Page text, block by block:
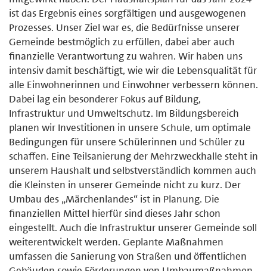
ist das Ergebnis eines sorgfältigen und ausgewogenen
Prozesses. Unser Ziel war es, die Bedürfnisse unserer
Gemeinde bestmöglich zu erfüllen, dabei aber auch
finanzielle Verantwortung zu wahren. Wir haben uns
intensiv damit beschäftigt, wie wir die Lebensqualität für
alle Einwohnerinnen und Einwohner verbessern können.
Dabei lag ein besonderer Fokus auf Bildung,
Infrastruktur und Umweltschutz. Im Bildungsbereich
planen wir Investitionen in unsere Schule, um optimale
Bedingungen für unsere Schülerinnen und Schüler zu
schaffen. Eine Teilsanierung der Mehrzweckhalle steht in
unserem Haushalt und selbstverständlich kommen auch
die Kleinsten in unserer Gemeinde nicht zu kurz. Der
Umbau des „Märchenlandes“ ist in Planung. Die
finanziellen Mittel hierfür sind dieses Jahr schon
eingestellt. Auch die Infrastruktur unserer Gemeinde soll
weiterentwickelt werden. Geplante Maßnahmen
umfassen die Sanierung von Straßen und öffentlichen